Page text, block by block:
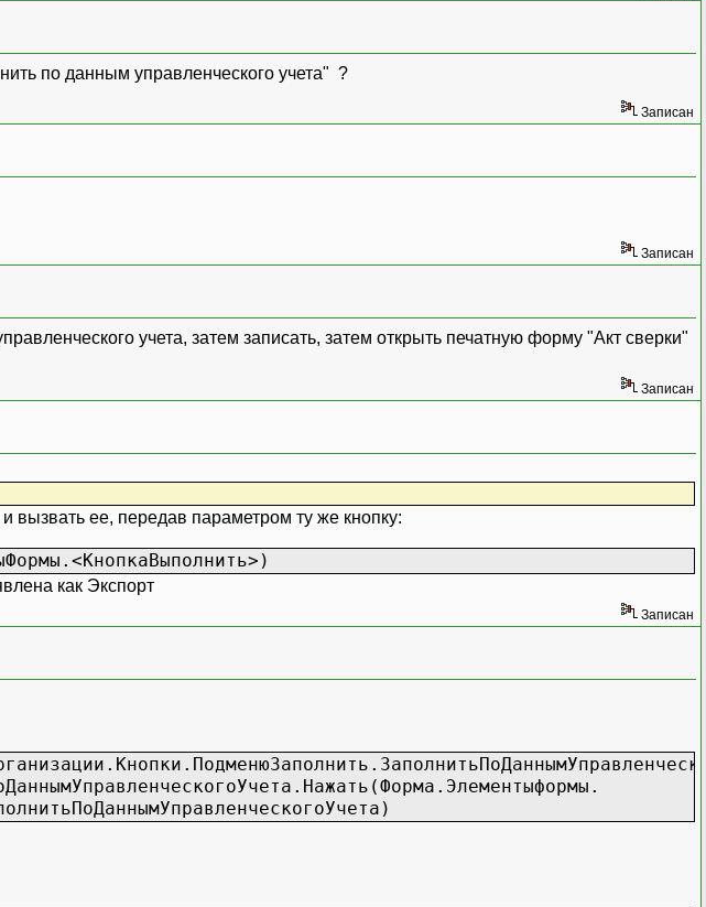
по данным управленческого учета" ?
Записан
Записан
учета, затем записать, затем открыть печатную форму "Акт сверки"
Записан
вызвать ее, передав параметром ту же кнопку:
как Экспорт
Записан